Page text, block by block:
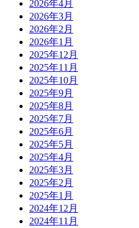
2026年4月
2026年3月
2026年2月
2026年1月
2025年12月
2025年11月
2025年10月
2025年9月
2025年8月
2025年7月
2025年6月
2025年5月
2025年4月
2025年3月
2025年2月
2025年1月
2024年12月
2024年11月